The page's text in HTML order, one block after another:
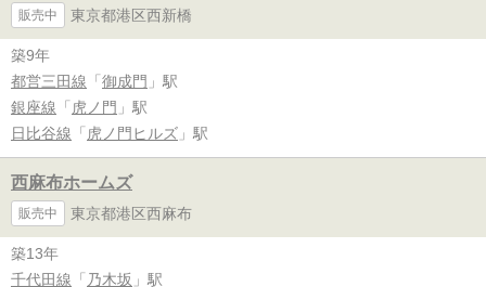
販売中 東京都港区西新橋
築9年
都営三田線 「 御成門 」駅
銀座線 「 虎ノ門 」駅
日比谷線 「 虎ノ門ヒルズ 」駅
西麻布ホームズ
販売中 東京都港区西麻布
築13年
千代田線 「 乃木坂 」駅